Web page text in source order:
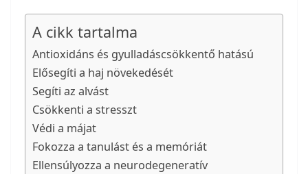
A cikk tartalma
Antioxidáns és gyulladáscsökkentő hatású
Elősegíti a haj növekedését
Segíti az alvást
Csökkenti a stresszt
Védi a májat
Fokozza a tanulást és a memóriát
Ellensúlyozza a neurodegeneratív